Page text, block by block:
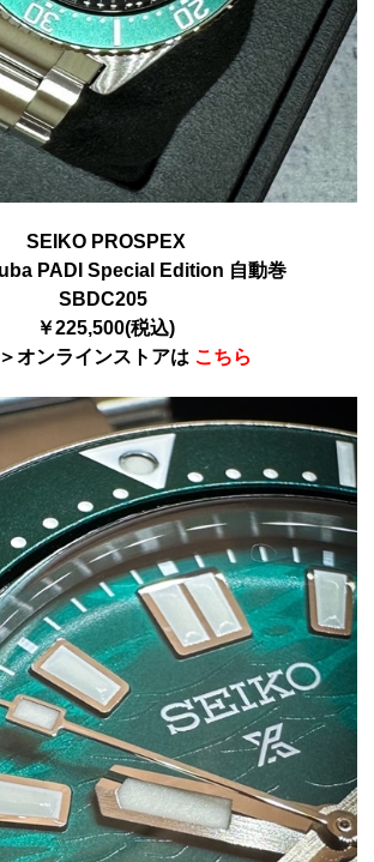
SEIKO PROSPEX
PADI Special Edition 自動巻
SBDC205
￥225,500(税込)
オンラインストアは こちら